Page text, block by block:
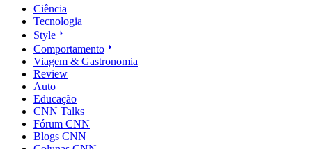
Ciência
Tecnologia
Style
Comportamento
Viagem & Gastronomia
Review
Auto
Educação
CNN Talks
Fórum CNN
Blogs CNN